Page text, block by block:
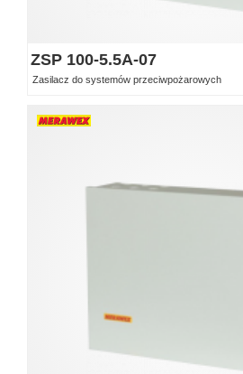
ZSP 100-5.5A-07
Zasilacz do systemów przeciwpożarowych